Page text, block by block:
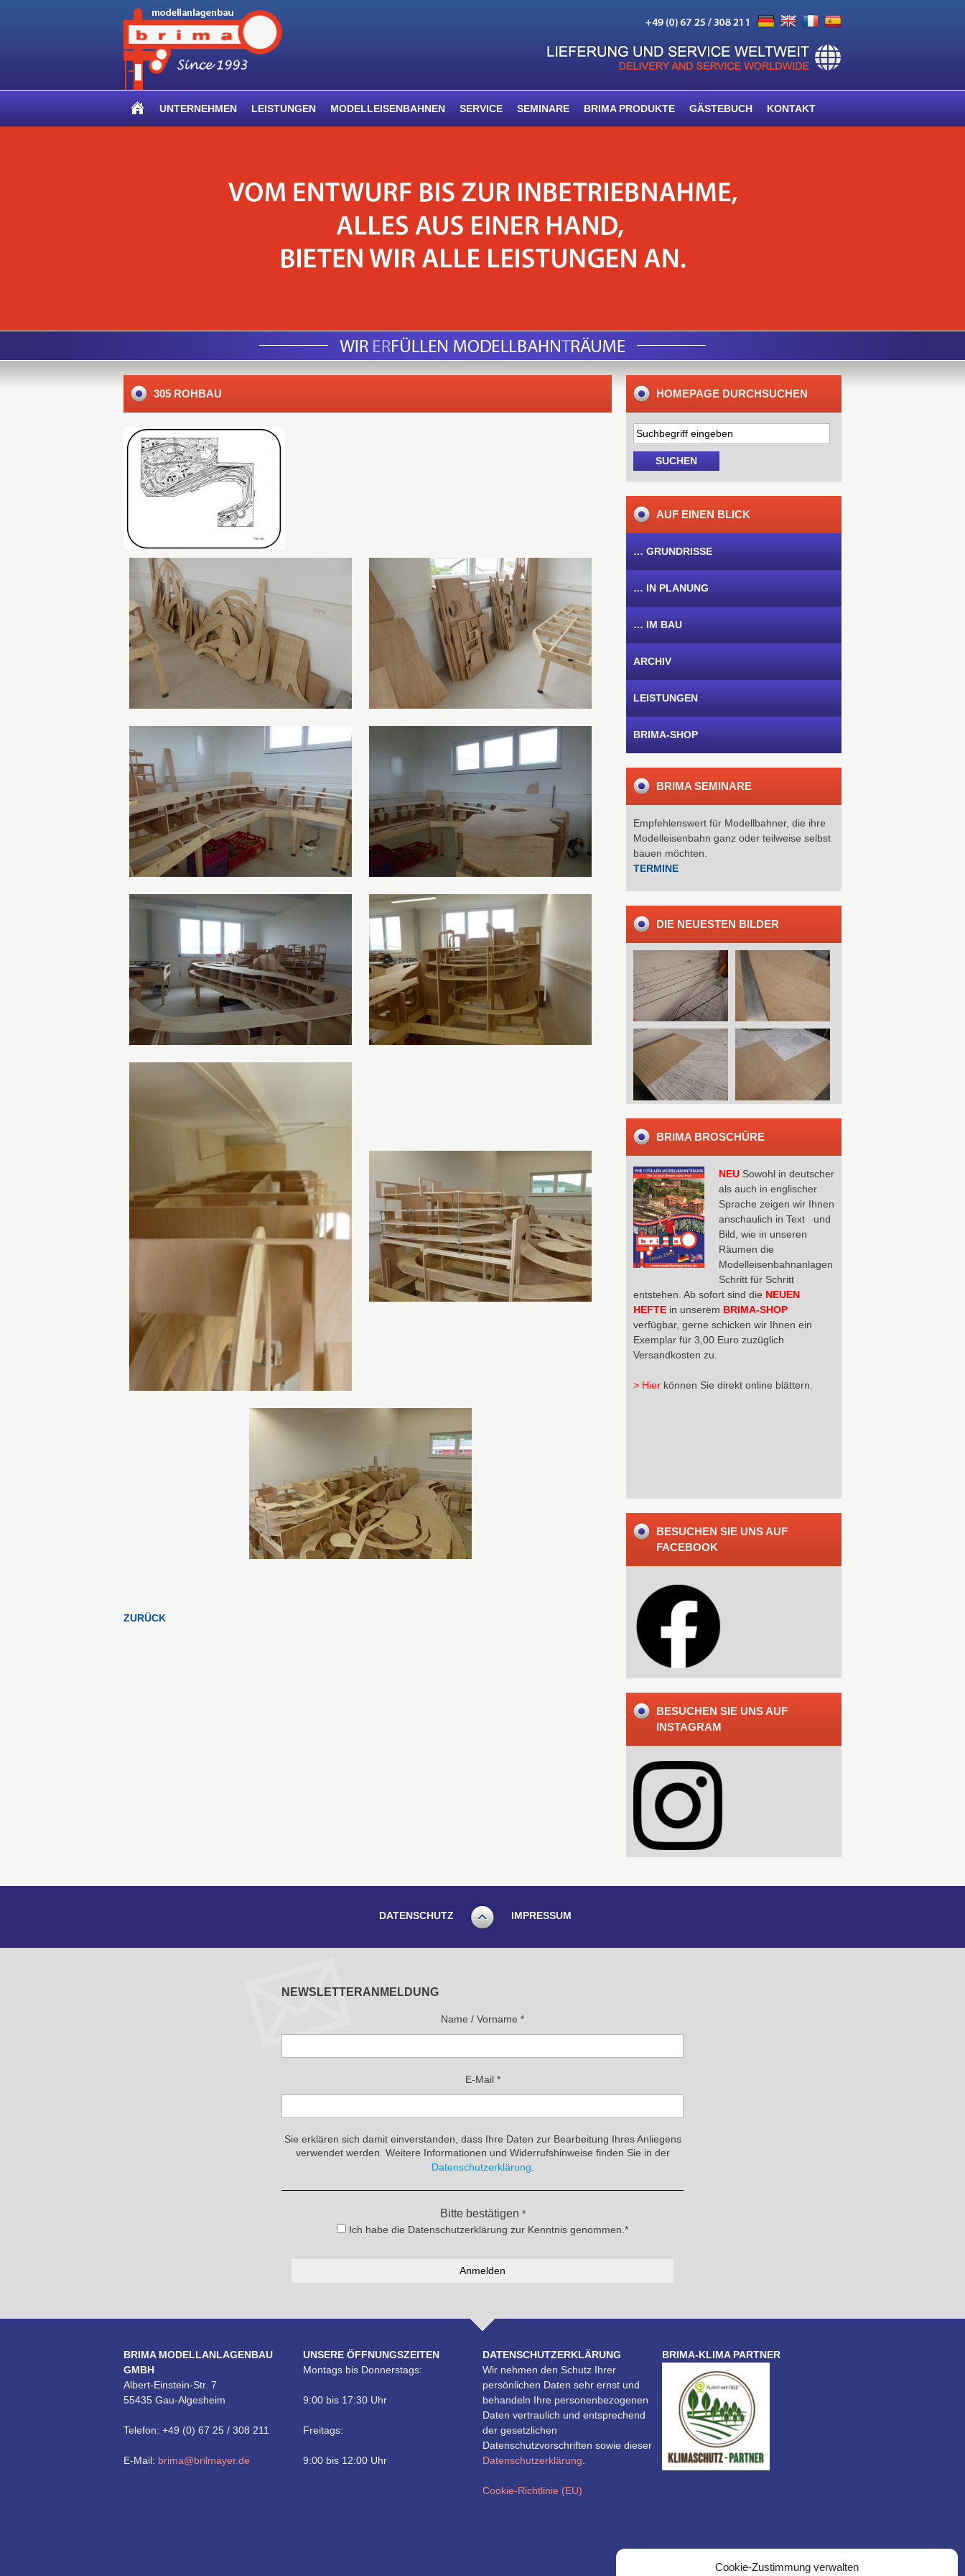
Cookie-Zustimmung verwalten
UNTERNEHMEN LEISTUNGEN MODELLEISENBAHNEN SERVICE SEMINARE BRIMA PRODUKTE GÄSTEBUCH KONTAKT
305 ROHBAU
ZURÜCK
HOMEPAGE DURCHSUCHEN
AUF EINEN BLICK
… GRUNDRISSE
… IN PLANUNG
… IM BAU
ARCHIV
LEISTUNGEN
BRIMA-SHOP
BRIMA SEMINARE
Empfehlenswert für Modellbahner, die ihre
Modelleisenbahn ganz oder teilweise selbst
bauen möchten.
TERMINE
DIE NEUESTEN BILDER
BRIMA BROSCHÜRE
NEU Sowohl in deutscher
als auch in englischer
Sprache zeigen wir Ihnen
anschaulich in Text und
Bild, wie in unseren
Räumen die
Modelleisenbahnanlagen
Schritt für Schritt
entstehen. Ab sofort sind die NEUEN
HEFTE in unserem BRIMA-SHOP
verfügbar, gerne schicken wir Ihnen ein
Exemplar für 3,00 Euro zuzüglich
Versandkosten zu.
> Hier können Sie direkt online blättern.
BESUCHEN SIE UNS AUF
FACEBOOK
BESUCHEN SIE UNS AUF
INSTAGRAM
DATENSCHUTZ IMPRESSUM
NEWSLETTERANMELDUNG
Name / Vorname *
E-Mail *
Sie erklären sich damit einverstanden, dass Ihre Daten zur Bearbeitung Ihres Anliegens
verwendet werden. Weitere Informationen und Widerrufshinweise finden Sie in der
Datenschutzerklärung
Bitte bestätigen *
Ich habe die Datenschutzerklärung zur Kenntnis genommen.*
BRIMA MODELLANLAGENBAU
GMBH
Albert-Einstein-Str. 7
55435 Gau-Algesheim
Telefon: +49 (0) 67 25 / 308 211
E-Mail: brima@brilmayer.de
UNSERE ÖFFNUNGSZEITEN
Montags bis Donnerstags:
9:00 bis 17:30 Uhr
Freitags:
9:00 bis 12:00 Uhr
DATENSCHUTZERKLÄRUNG
Wir nehmen den Schutz Ihrer
persönlichen Daten sehr ernst und
behandeln Ihre personenbezogenen
Daten vertraulich und entsprechend
der gesetzlichen
Datenschutzvorschriften sowie dieser
Datenschutzerklärung
Cookie-Richtlinie (EU)
BRIMA-KLIMA PARTNER